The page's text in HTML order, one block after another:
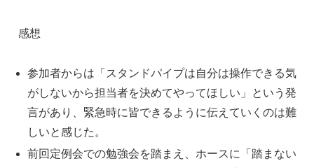
感想
参加者からは「スタンドパイプは自分は操作できる気
がしないから担当者を決めてやってほしい」という発
言があり、緊急時に皆できるように伝えていくのは難
しいと感じた。
前回定例会での勉強会を踏まえ、ホースに「踏まない